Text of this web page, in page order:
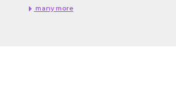
many more